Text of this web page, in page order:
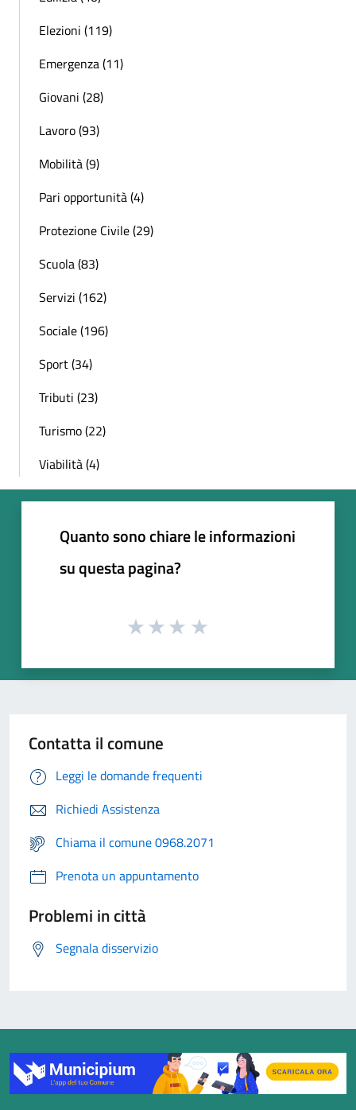
Elezioni (119)
Emergenza (11)
Giovani (28)
Lavoro (93)
Mobilità (9)
Pari opportunità (4)
Protezione Civile (29)
Scuola (83)
Servizi (162)
Sociale (196)
Sport (34)
Tributi (23)
Turismo (22)
Viabilità (4)
Quanto sono chiare le informazioni
su questa pagina?
Contatta il comune
Leggi le domande frequenti
Richiedi Assistenza
Chiama il comune 0968.2071
Prenota un appuntamento
Problemi in città
Segnala disservizio